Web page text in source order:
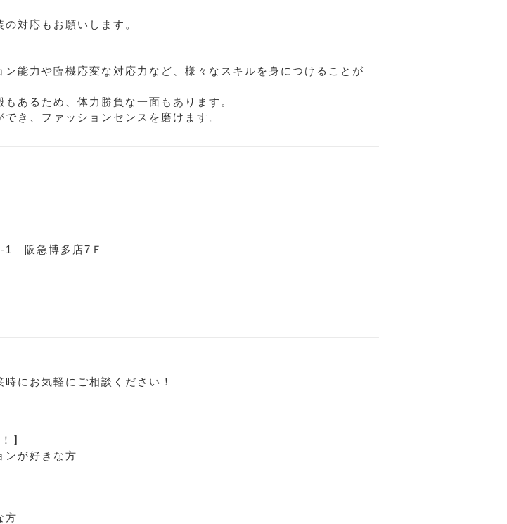
対応もお願いします。
ン能力や臨機応変な対応力など、様々なスキルを身につけることが
あるため、体力勝負な一面もあります。
き、ファッションセンスを磨けます。
1 阪急博多店7Ｆ
にお気軽にご相談ください！
】
ンが好きな方
方